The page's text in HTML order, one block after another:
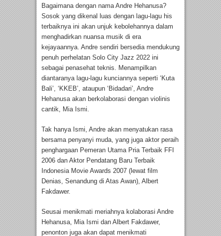
Bagaimana dengan nama Andre Hehanusa?
Sosok yang dikenal luas dengan lagu-lagu his
terbaiknya ini akan unjuk kebolehannya dalam
menghadirkan nuansa musik di era
kejayaannya. Andre sendiri bersedia mendukung
penuh perhelatan Solo City Jazz 2022 ini
sebagai penasehat teknis. Menampilkan
diantaranya lagu-lagu kunciannya seperti ‘Kuta
Bali’, ‘KKEB’, ataupun ‘Bidadari’, Andre
Hehanusa akan berkolaborasi dengan violinis
cantik, Mia Ismi.
Tak hanya Ismi, Andre akan menyatukan rasa
bersama penyanyi muda, yang juga aktor peraih
penghargaan Pemeran Utama Pria Terbaik FFI
2006 dan Aktor Pendatang Baru Terbaik
Indonesia Movie Awards 2007 (lewat film
Denias, Senandung di Atas Awan), Albert
Fakdawer.
Seusai menikmati meriahnya kolaborasi Andre
Hehanusa, Mia Ismi dan Albert Fakdawer,
penonton juga akan dapat menikmati